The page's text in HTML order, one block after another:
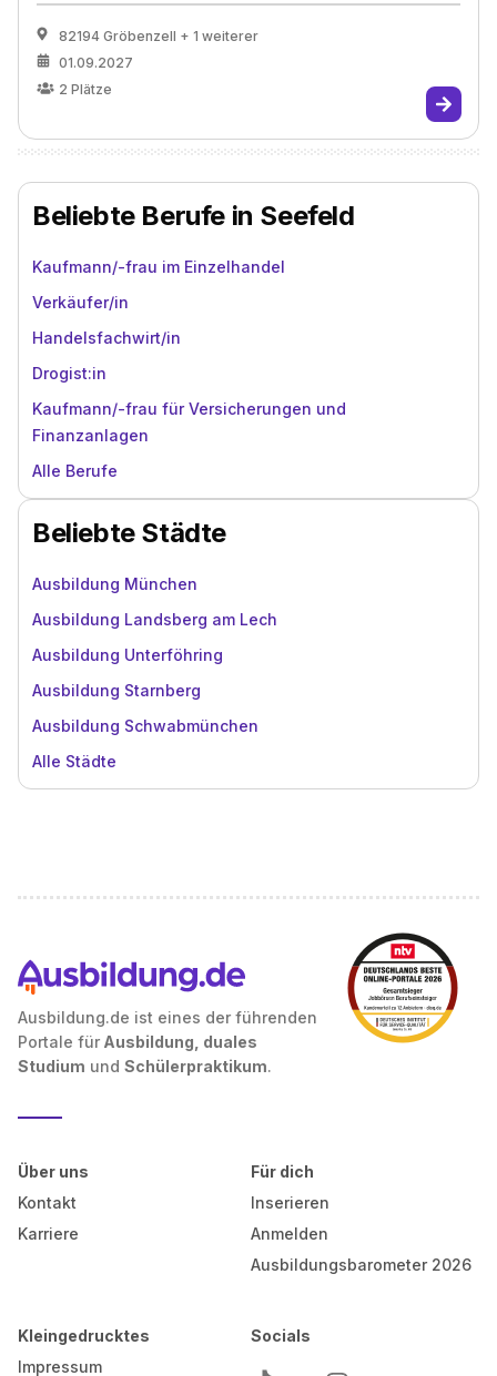
82194 Gröbenzell + 1 weiterer
01.09.2027
2 Plätze
Beliebte Berufe in Seefeld
Kaufmann/-frau im Einzelhandel
Verkäufer/in
Handelsfachwirt/in
Drogist:in
Kaufmann/-frau für Versicherungen und
Finanzanlagen
Alle Berufe
Beliebte Städte
Ausbildung München
Ausbildung Landsberg am Lech
Ausbildung Unterföhring
Ausbildung Starnberg
Ausbildung Schwabmünchen
Alle Städte
Ausbildung.de ist eines der führenden
Portale für Ausbildung, duales
Studium und Schülerpraktikum.
Über uns
Kontakt
Karriere
Für dich
Inserieren
Anmelden
Ausbildungsbarometer 2026
Kleingedrucktes
Impressum
Socials